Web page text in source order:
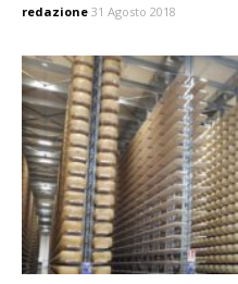
redazione 31 Agosto 2018